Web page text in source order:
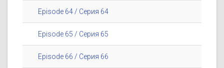
Episode 64 / Серия 64
Episode 65 / Серия 65
Episode 66 / Серия 66